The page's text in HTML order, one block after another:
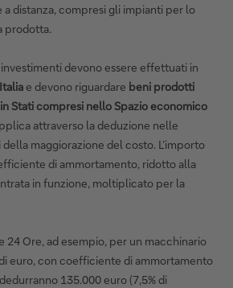
a distanza, compresi gli impianti per lo
prodotta.
devono essere effettuati in
e devono riguardare beni prodotti
Stati compresi nello Spazio economico
attraverso la deduzione nelle
maggiorazione del costo. L’importo
di ammortamento, ridotto alla
in funzione, moltiplicato per la
24 Ore, ad esempio, per un macchinario
euro, con coefficiente di ammortamento
135.000 euro (7,5% di